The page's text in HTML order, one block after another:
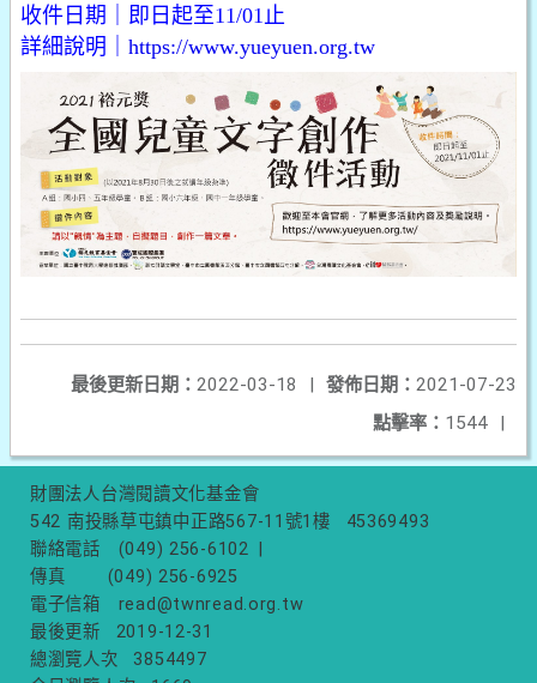
收件日期｜即日起至11/01止
詳細說明｜ https://www.yueyuen.org.tw
發佈日期： 2021-07-23
最後更新日期： 2022-03-18
|
點擊率： 1544 |
財團法人台灣閱讀文化基金會
542 南投縣草屯鎮中正路567-11號1樓
45369493
聯絡電話
(049) 256-6102
傳真
(049) 256-6925
電子信箱
read@twnread.org.tw
最後更新
2019-12-31
總瀏覽人次
3854497